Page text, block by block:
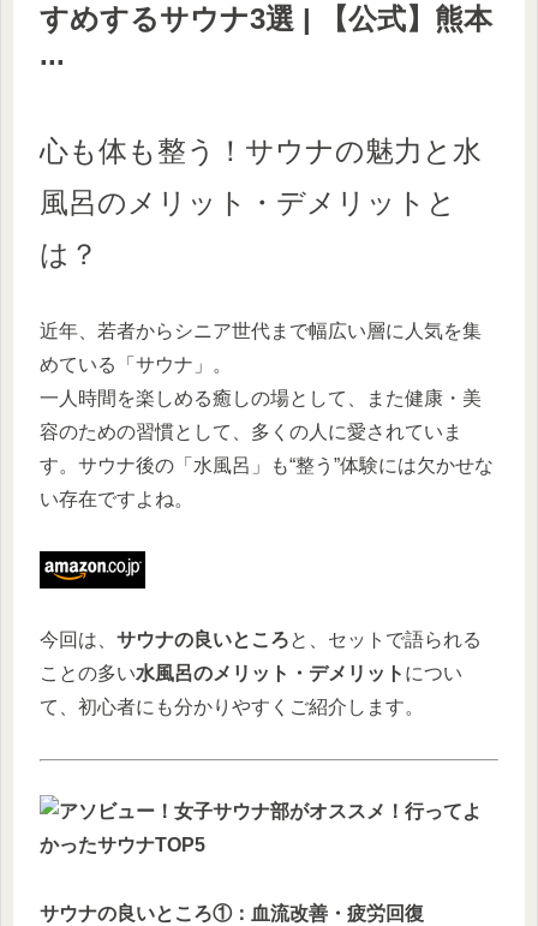
心も体も整う！サウナの魅力と水
風呂のメリット・デメリットと
は？
近年、若者からシニア世代まで幅広い層に人気を集
めている「サウナ」。
一人時間を楽しめる癒しの場として、また健康・美
容のための習慣として、多くの人に愛されていま
す。サウナ後の「水風呂」も“整う”体験には欠かせな
い存在ですよね。
今回は、 サウナの良いところと、セットで語られる
ことの多い水風呂のメリット・デメリット につい
て、初心者にも分かりやすくご紹介します。
サウナの良いところ①：血流改善・疲労回復